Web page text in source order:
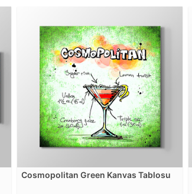
Cosmopolitan Green Kanvas Tablosu